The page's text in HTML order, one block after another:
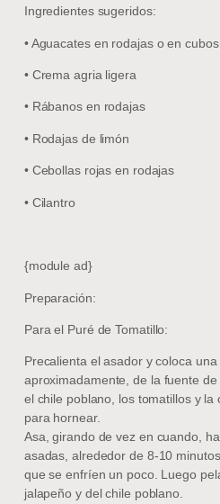
Ingredientes sugeridos:
• Aguacates en rodajas o en cubos
• Crema agria ligera
• Rábanos en rodajas
• Rodajas de limón
• Cebollas rojas en rodajas
• Cilantro
{module ad}
Preparación:
Para el Puré de Tomatillo:
Precalienta el asador y coloca
aproximadamente, de la fuente
el chile poblano, los tomatillos y
para hornear.
Asa, girando de vez en cuando,
asadas, alrededor de 8-10
que se enfríen un poco. Luego
jalapeño y del chile poblano.